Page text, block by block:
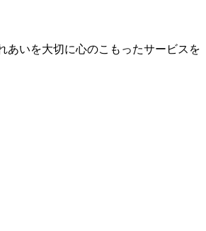
あいを大切に心のこもったサービスを